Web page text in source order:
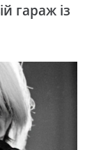
гараж із